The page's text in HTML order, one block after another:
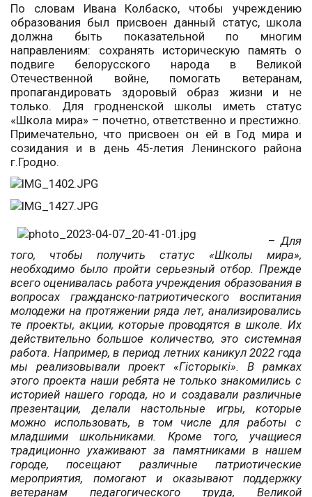
По словам Ивана Колбаско, чтобы учреждению
образования был присвоен данный статус, школа
должна быть показательной по многим
направлениям: сохранять историческую память о
подвиге белорусского народа в Великой
Отечественной войне, помогать ветеранам,
пропагандировать здоровый образ жизни и не
только. Для гродненской школы иметь статус
«Школа мира» – почетно, ответственно и престижно.
Примечательно, что присвоен он ей в Год мира и
созидания и в день 45-летия Ленинского района
г.Гродно.
– Для
того, чтобы получить статус «Школы мира»,
необходимо было пройти серьезный отбор. Прежде
всего оценивалась работа учреждения образования в
вопросах гражданско-патриотического воспитания
молодежи на протяжении ряда лет, анализировались
те проекты, акции, которые проводятся в школе. Их
действительно большое количество, это системная
работа. Например, в период летних каникул 2022 года
мы реализовывали проект «Гісторыкі». В рамках
этого проекта наши ребята не только знакомились с
историей нашего города, но и создавали различные
презентации, делали настольные игры, которые
можно использовать, в том числе для работы с
младшими школьниками. Кроме того, учащиеся
традиционно ухаживают за памятниками в нашем
городе, посещают различные патриотические
мероприятия, помогают и оказывают поддержку
ветеранам педагогического труда, Великой